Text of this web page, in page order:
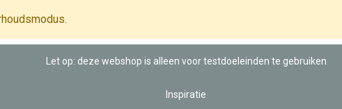
Let op: deze webshop is alleen voor testdoeleinden te gebruiken
Inspiratie